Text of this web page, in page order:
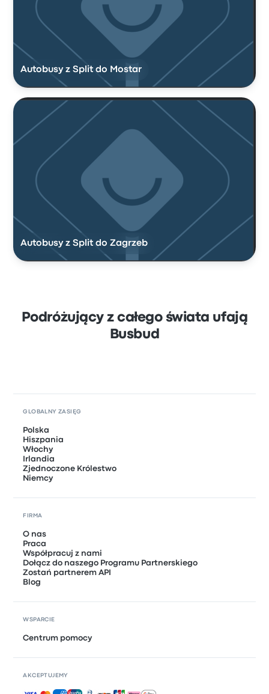
Autobusy z Split do Mostar
Autobusy z Split do Zagrzeb
Podróżujący z całego świata ufają
Busbud
GLOBALNY ZASIĘG
Polska
Hiszpania
Włochy
Irlandia
Zjednoczone Królestwo
Niemcy
FIRMA
O nas
Praca
Współpracuj z nami
Dołącz do naszego Programu Partnerskiego
Zostań partnerem API
Blog
WSPARCIE
Centrum pomocy
AKCEPTUJEMY